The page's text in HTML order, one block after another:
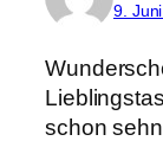
9.
schon